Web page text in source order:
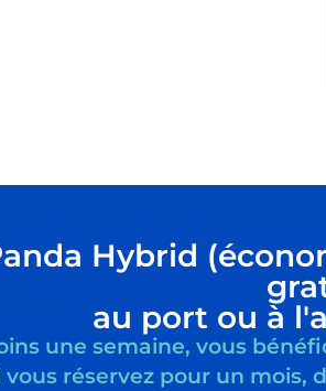
Hybrid
au port ou à
une semaine, vous
vous réservez pour un